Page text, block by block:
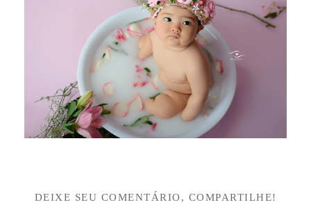
DEIXE SEU COMENTÁRIO, COMPARTILHE!